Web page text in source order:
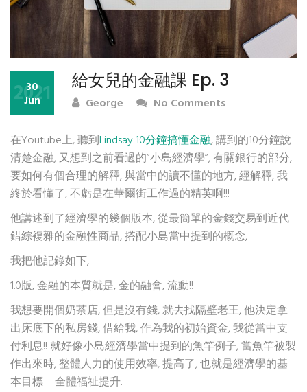
給女兒的金融課 Ep. 3
30
Jun
2021 George No Comments
在Youtube上, 聽到Lindsay 10分鐘搞懂金融, 講到的10分鐘說
清楚金融, 又想到之前看過的”小島經濟學”, 有關銀行的部分,
要如何有個合理的解釋, 與當中的讀不懂的地方, 經解釋, 我
終於看懂了, 不虧是在華爾街工作過的精英啊!!!
他講述到了經濟學的幾個版本, 從最簡單的金錢交易到近代
錯綜複雜的金融性商品, 搭配小島當中提到的概念,
我把他記錄如下,
1.0版, 金融的本質就是, 金的融會, 流動!!
我想要開個奶茶店, 但是沒有錢, 就去找隔壁老王, 他決定拿
出床底下的私房錢, 借給我, 作為我的初始資金, 我從當中支
付利息!! 就好像小島經濟學當中提到的魚竿例子, 當魚竿被製
作出來時, 整體人力的使用效率, 提高了, 也就是經濟學的基
本目標 – 全體福祉提升.